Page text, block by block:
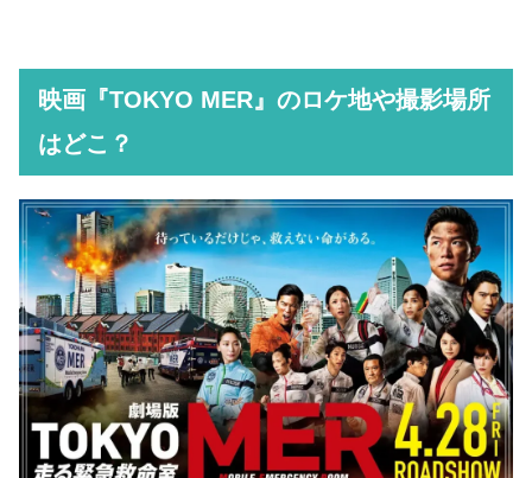
映画『TOKYO MER』のロケ地や撮影場所
はどこ？